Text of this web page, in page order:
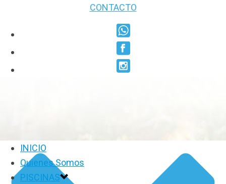
CONTACTO
INICIO
Quienes Somos
PISCINAS